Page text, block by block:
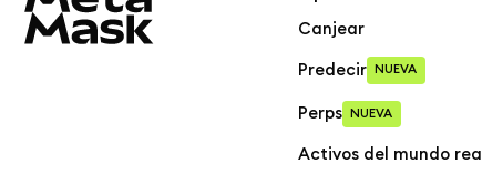
Canjear
Predecir NUEVA
Perps NUEVA
Activos del mundo real